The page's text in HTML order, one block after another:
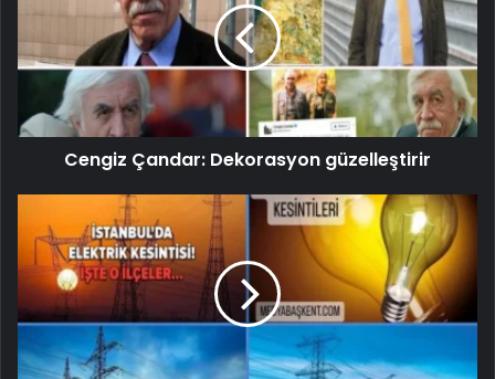
Cengiz Çandar: Dekorasyon güzelleştirir